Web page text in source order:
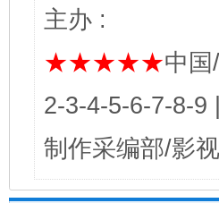
主办 :
★★★★★中
2-3-4-5-6-7-8-9
制作采编部/影